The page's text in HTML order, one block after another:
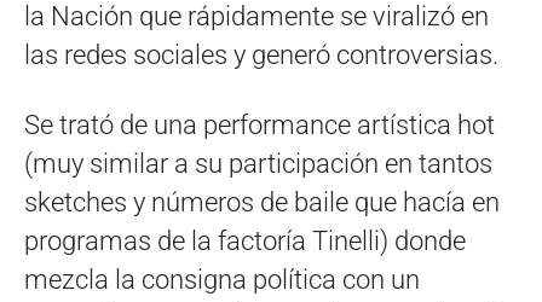
la Nación que rápidamente se viralizó en
las redes sociales y generó controversias.
Se trató de una performance artística hot
(muy similar a su participación en tantos
sketches y números de baile que hacía en
programas de la factoría Tinelli) donde
mezcla la consigna política con un